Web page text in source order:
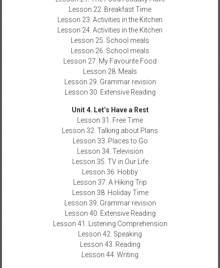
Lesson 22. Breakfast Time
Lesson 23. Activities in the Kitchen
Lesson 24. Activities in the Kitchen
Lesson 25. School meals
Lesson 26. School meals
Lesson 27. My Favourite Food
Lesson 28. Meals
Lesson 29. Grammar revision
Lesson 30. Extensive Reading
Unit 4. Let’s Have a Rest
Lesson 31. Free Time
Lesson 32. Talking about Plans
Lesson 33. Places to Go
Lesson 34. Television
Lesson 35. TV in Our Life
Lesson 36. Hobby
Lesson 37. A Hiking Trip
Lesson 38. Holiday Time
Lesson 39. Grammar revision
Lesson 40. Extensive Reading
Lesson 41. Listening Comprehension
Lesson 42. Speaking
Lesson 43. Reading
Lesson 44. Writing